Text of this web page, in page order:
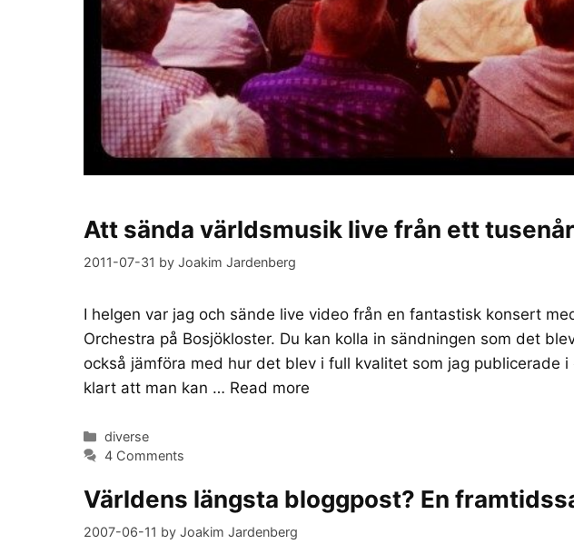
Att sända världsmusik live från ett
2011-07-31 by Joakim Jardenberg
I helgen var jag och sände live video från en fantastisk konsert
Orchestra på Bosjökloster. Du kan kolla in sändningen som det
också jämföra med hur det blev i full kvalitet som jag publicerade
klart att man kan … Read more
Categories
diverse
4 Comments
Världens längsta bloggpost? En
2007-06-11 by Joakim Jardenberg